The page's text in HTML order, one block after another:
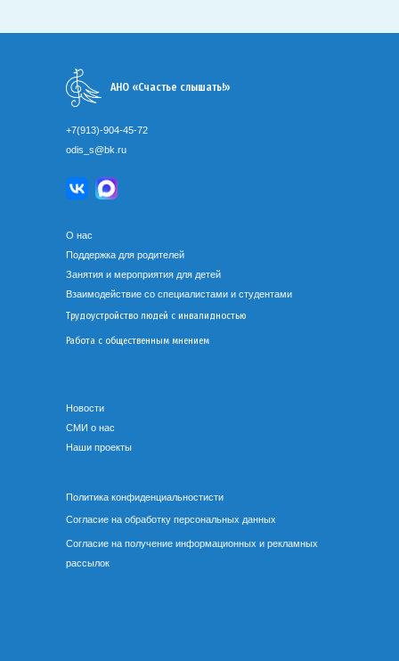
АНО «Счастье слышать!»
+7(913)-904-45-72
odis_s@bk.ru
Политика конфиденциальностисти
Согласие на обработку персональных данных
Согласие на получение информационных и рекламных
рассылок
Новости
СМИ о нас
Наши проекты
О нас
Поддержка для родителей
Занятия и мероприятия для детей
Взаимодействие со специалистами и студентами
Трудоустройство людей с инвалидностью
Работа с общественным мнением